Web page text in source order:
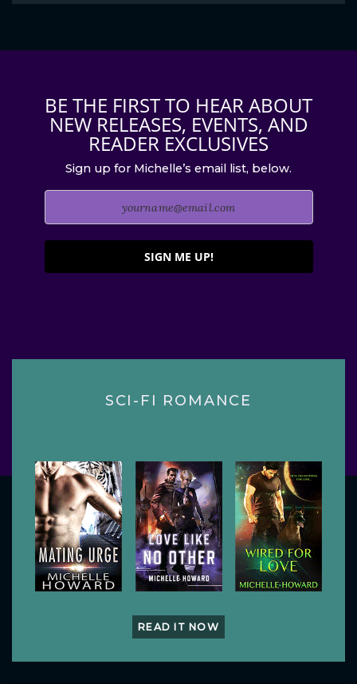
BE THE FIRST TO HEAR ABOUT
NEW RELEASES, EVENTS, AND
READER EXCLUSIVES
Sign up for Michelle’s email list, below.
SIGN ME UP!
SCI-FI ROMANCE
READ IT NOW